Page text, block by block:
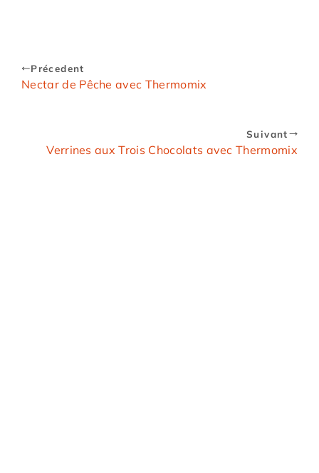
Précedent
Nectar de Pêche avec Thermomix
Suivant
Verrines aux Trois Chocolats avec Thermomix